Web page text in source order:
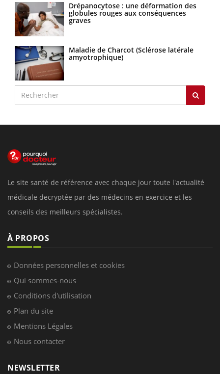
Drépanocytose : une déformation des
globules rouges aux conséquences
graves
Maladie de Charcot (Sclérose latérale
amyotrophique)
Le site santé de référence avec chaque jour toute l'actualité
médicale decryptée par des médecins en exercice et les
conseils des meilleurs spécialistes.
À PROPOS
Données personnelles et cookies
Qui sommes-nous
Conditions d'utilisation
Plan du site
Mentions Légales
Nous contacter
NEWSLETTER